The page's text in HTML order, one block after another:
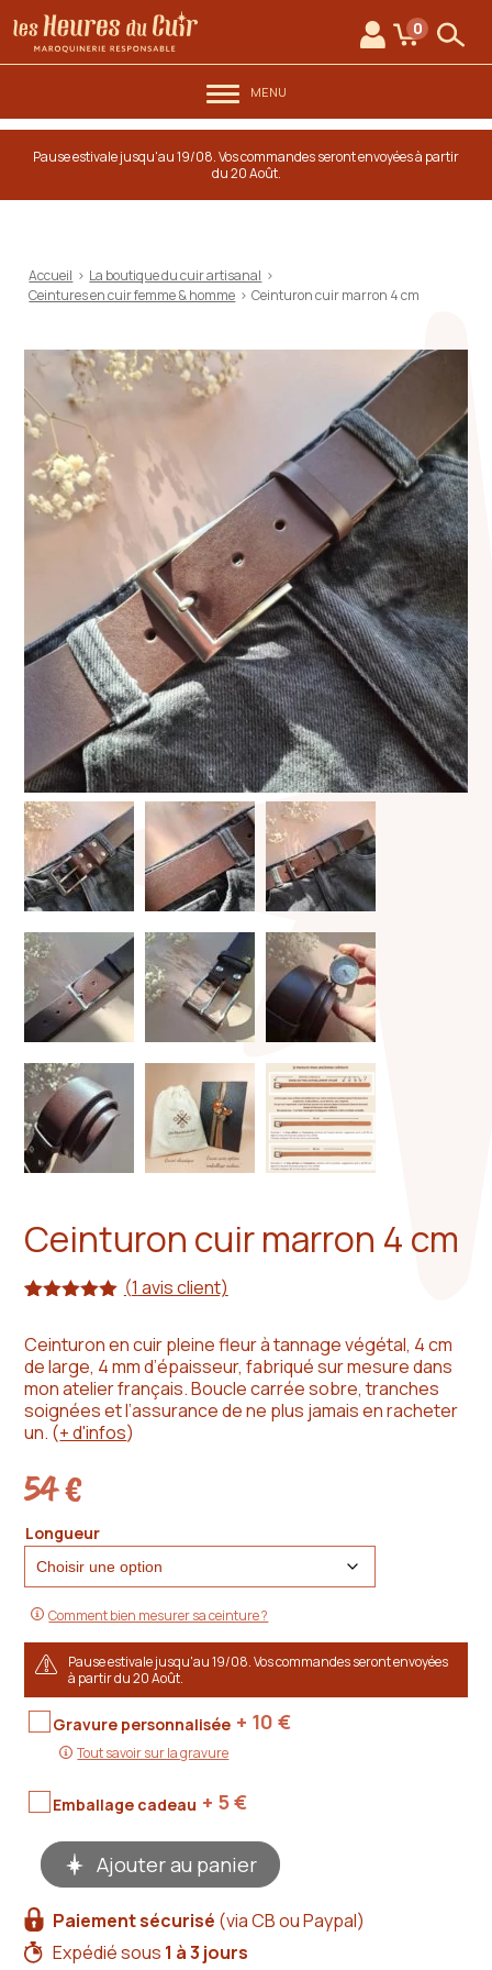
Les Heures du Cuir
MENU
Mon compte
0
Mon
Pause estivale jusqu'au 19/08. Vos commandes seront envoyées à partir
du 20 Août.
Accueil > La boutique du cuir artisanal >
Ceintures en cuir femme & homme > Ceinturon cuir marron 4 cm
Ceinturon cuir marron 4 cm
basé sur
notation
client
(1 avis client)
Ceinturon en cuir pleine fleur à tannage végétal, 4 cm
de large, 4 mm d’épaisseur, fabriqué sur mesure dans
mon atelier français. Boucle carrée sobre, tranches
soignées et l’assurance de ne plus jamais en racheter
un. (+ d'infos)
54€
Longueur
Comment bien mesurer sa ceinture ?
Pause estivale jusqu'au 19/08. Vos commandes seront envoyées
à partir du 20 Août.
Gravure personnalisée + 10 €
Tout savoir sur la gravure
Emballage cadeau + 5€
quantité
de
Ceinturon
cuir
marron
4
Ajouter au panier
Paiement sécurisé (via CB ou Paypal)
Expédié sous 1 à 3 jours